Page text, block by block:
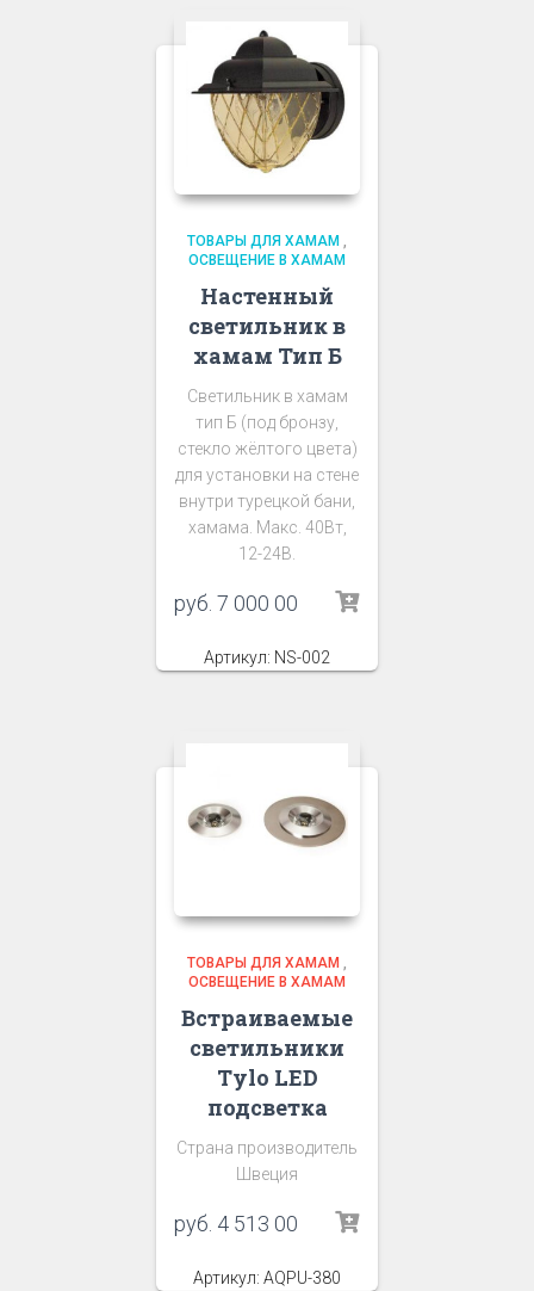
ТОВАРЫ ДЛЯ ХАМАМ ,
ОСВЕЩЕНИЕ В ХАМАМ
Настенный
светильник в
хамам Тип Б
Светильник в хамам
тип Б (под бронзу,
стекло жёлтого цвета)
для установки на стене
внутри турецкой бани,
хамама. Макс. 40Вт,
12-24В.
руб. 7 000 00
Артикул: NS-002
ТОВАРЫ ДЛЯ ХАМАМ ,
ОСВЕЩЕНИЕ В ХАМАМ
Встраиваемые
светильники
Tylo LED
подсветка
Страна производитель
Швеция
руб. 4 513 00
Артикул: AQPU-380